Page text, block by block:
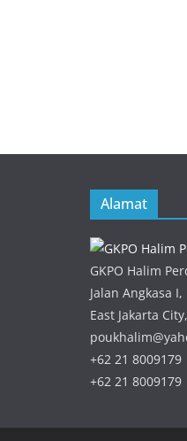
Alamat
GKPO Halim
Jalan Angkasa
East Jakarta
+62 21 8009179
+62 21 8009179